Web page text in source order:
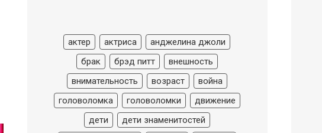
актер актриса
анджелина джоли
брак
брэд питт
внешность
внимательность
возраст
война
головоломка
головоломки
движение
дети
дети знаменитостей